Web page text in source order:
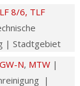
LF 8/6, TLF
| Stadtgebiet
GW-N, MTW |
|